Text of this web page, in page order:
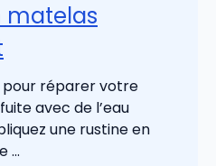
matelas
pour réparer votre
avec de l’eau
une rustine en
...